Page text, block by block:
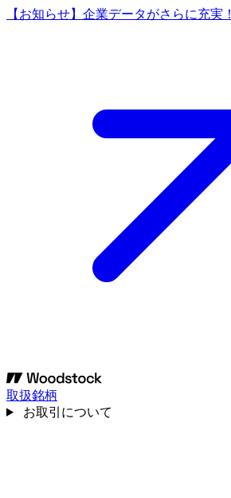
【お知らせ】企業データがさらに充実！
取扱銘柄
お取引について